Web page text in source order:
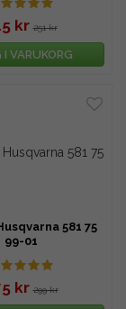
kr 251 kr
I VARUKORG
581 75
99-01
kr 299 kr